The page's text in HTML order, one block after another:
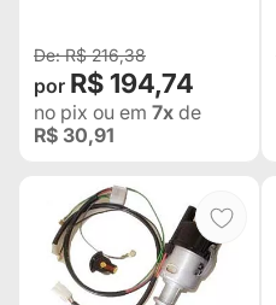
R$ 216,38
R$ 194,74
no pix ou em 7x de
R$ 30,91